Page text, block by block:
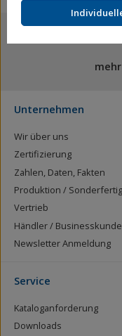
Unternehmen
Wir über uns
Zertifizierung
Zahlen, Daten, Fakten
Produktion /
Vertrieb
Händler /
Newsletter Anmeldung
Service
Kataloganforderung
Downloads